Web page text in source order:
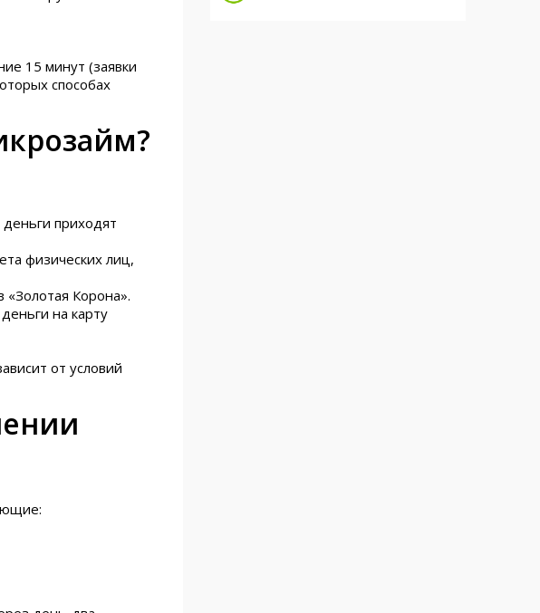
15 минут (заявки
способах
приходят
физических лиц,
Корона».
на карту
от условий